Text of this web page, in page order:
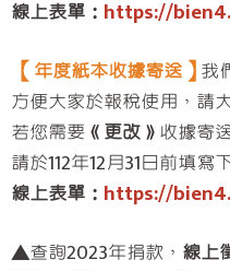
線上表單： https://
【年度紙本收據寄送】 我
方便大家於報稅使用，請
若您需要 《更改》 收據寄
請於112年12月31日前填寫
線上表單： https://
▲查詢2023年捐款， 線上